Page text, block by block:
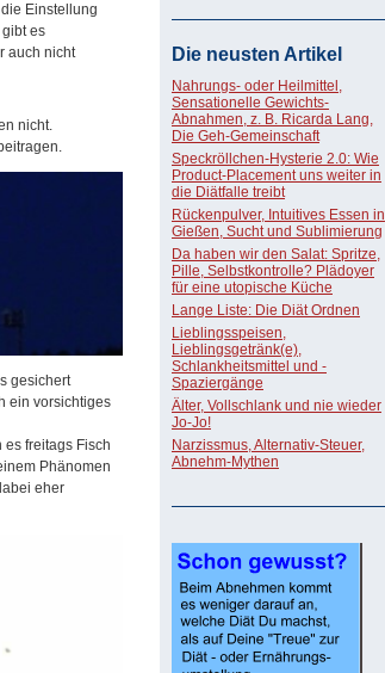
Einstellung
es
auch nicht
nicht.
gesichert
ein vorsichtiges
es freitags Fisch
Phänomen
eher
Die neusten Artikel
Nahrungs- oder Heilmittel,
Sensationelle Gewichts-
Abnahmen, z. B. Ricarda Lang,
Die Geh-Gemeinschaft
Speckröllchen-Hysterie 2.0: Wie
Product-Placement uns weiter in
die Diätfalle treibt
Rückenpulver, Intuitives Essen in
Gießen, Sucht und Sublimierung
Da haben wir den Salat: Spritze,
Pille, Selbstkontrolle? Plädoyer
für eine utopische Küche
Lange Liste: Die Diät Ordnen
Lieblingsspeisen,
Lieblingsgetränk(e),
Schlankheitsmittel und -
Spaziergänge
Älter, Vollschlank und nie wieder
Jo-Jo!
Narzissmus, Alternativ-Steuer,
Abnehm-Mythen